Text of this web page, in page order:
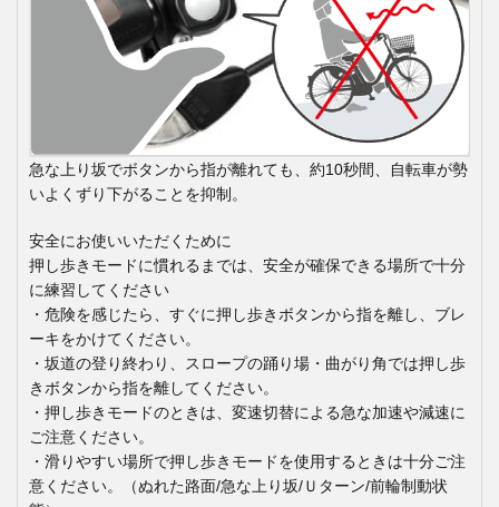
急な上り坂でボタンから指が離れても、約10秒間、自転車が勢
いよくずり下がることを抑制。
安全にお使いいただくために
押し歩きモードに慣れるまでは、安全が確保できる場所で十分
に練習してください
・危険を感じたら、すぐに押し歩きボタンから指を離し、ブレ
ーキをかけてください。
・坂道の登り終わり、スロープの踊り場・曲がり角では押し歩
きボタンから指を離してください。
・押し歩きモードのときは、変速切替による急な加速や減速に
ご注意ください。
・滑りやすい場所で押し歩きモードを使用するときは十分ご注
意ください。（ぬれた路面/急な上り坂/Ｕターン/前輪制動状